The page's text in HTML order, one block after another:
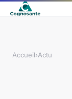
Accueil›Actu